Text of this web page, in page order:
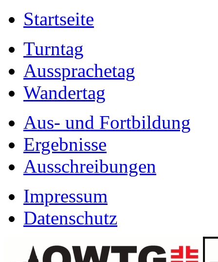
Startseite
Turntag
Aussprachetag
Wandertag
Aus- und Fortbildung
Ergebnisse
Ausschreibungen
Impressum
Datenschutz